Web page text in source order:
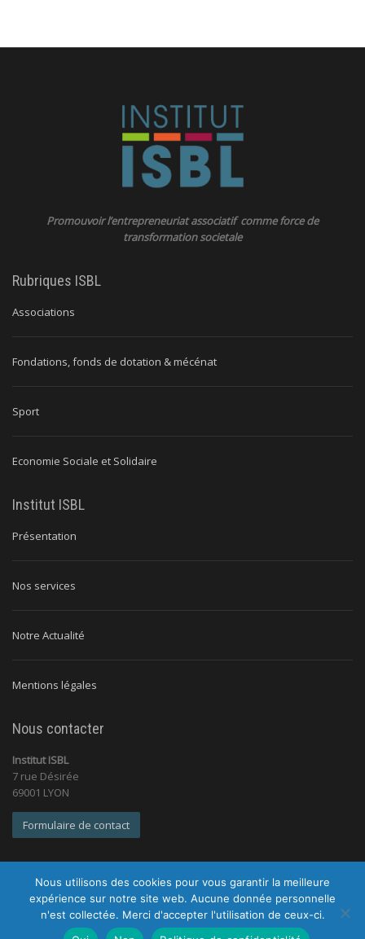
Promouvoir l’entrepreneuriat associatif comme force de
transformation societale
Rubriques ISBL
Associations
Fondations, fonds de dotation & mécénat
Sport
Economie Sociale et Solidaire
Institut ISBL
Présentation
Nos services
Notre Actualité
Mentions légales
Nous contacter
Institut ISBL
7 rue Désirée
69001 LYON
Formulaire de contact
© 2026 Institut ISBL |Tous droits réservés |Mentions légales
|
Nous utilisons des cookies pour vous garantir la meilleure
expérience sur notre site web. Aucune donnée personnelle
n'est collectée. Merci d'accepter l'utilisation de ceux-ci.